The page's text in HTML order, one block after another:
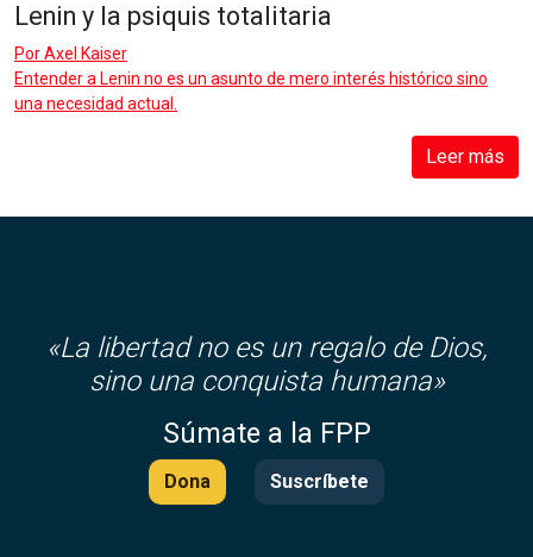
Lenin y la psiquis totalitaria
PorAxel Kaiser
Entender a Lenin no es un asunto de mero interés histórico sino
una necesidad actual.
Leer más
«La libertad no es un regalo de Dios,
sino una conquista humana»
Súmate a la FPP
Dona Suscríbete